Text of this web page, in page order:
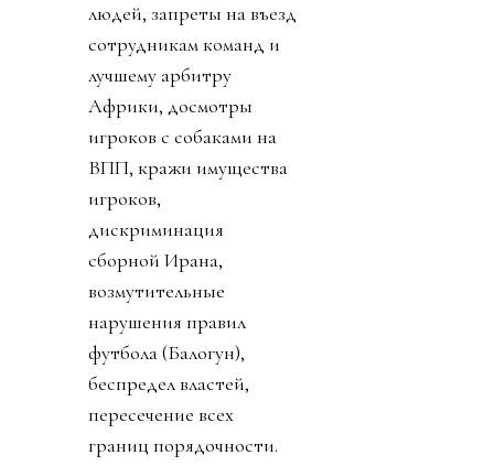
людей, запреты на въезд
сотрудникам команд и
лучшему арбитру
Африки, досмотры
игроков с собаками на
ВПП, кражи имущества
игроков,
дискриминация
сборной Ирана,
возмутительные
нарушения правил
футбола (Балогун),
беспредел властей,
пересечение всех
границ порядочности.